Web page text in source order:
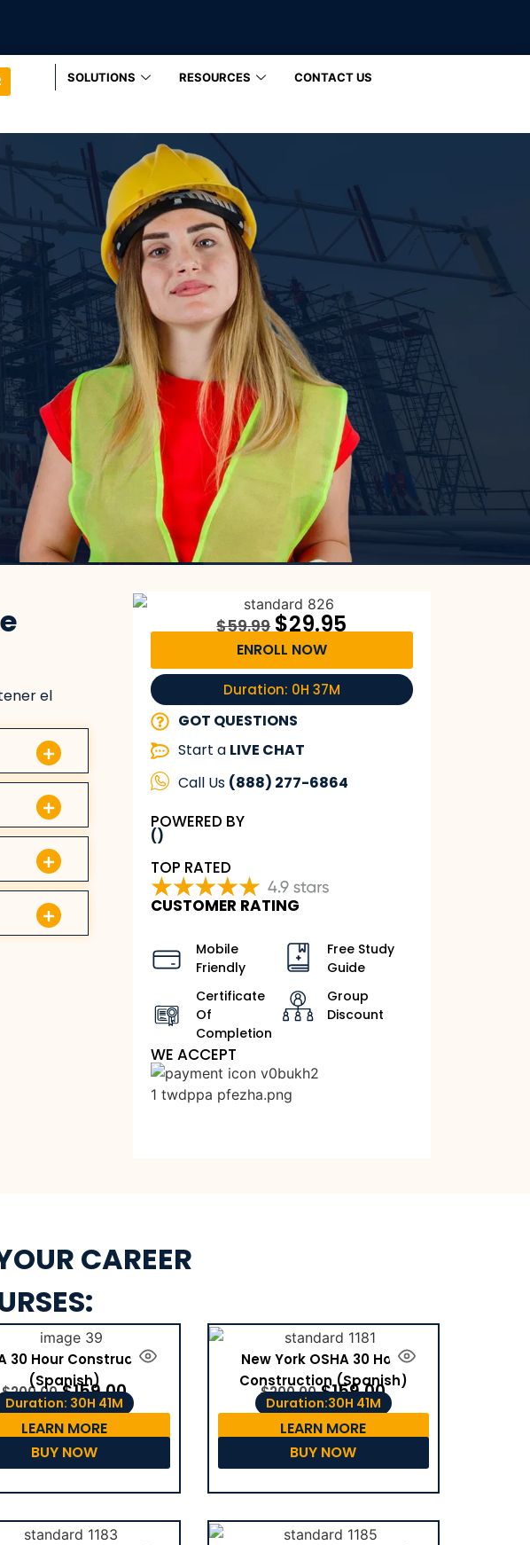
SOLUTIONS RESOURCES CONTACT US
el
$59.99 $29.95
ENROLL NOW
Duration: 0H 37M
GOT QUESTIONS
Start a LIVE CHAT
Call Us (888) 277-6864
POWERED BY
()
TOP RATED
CUSTOMER RATING
Mobile
Friendly
Certificate
Of
Completion
Free Study
Guide
Group
Discount
WE ACCEPT
CAREER
30 Hour Construction
(Spanish)
$200.00 $159.00
Duration: 30H 41M
LEARN MORE
BUY NOW
New York OSHA 30 Hour
Construction (Spanish)
$200.00 $159.00
Duration:30H 41M
LEARN MORE
BUY NOW